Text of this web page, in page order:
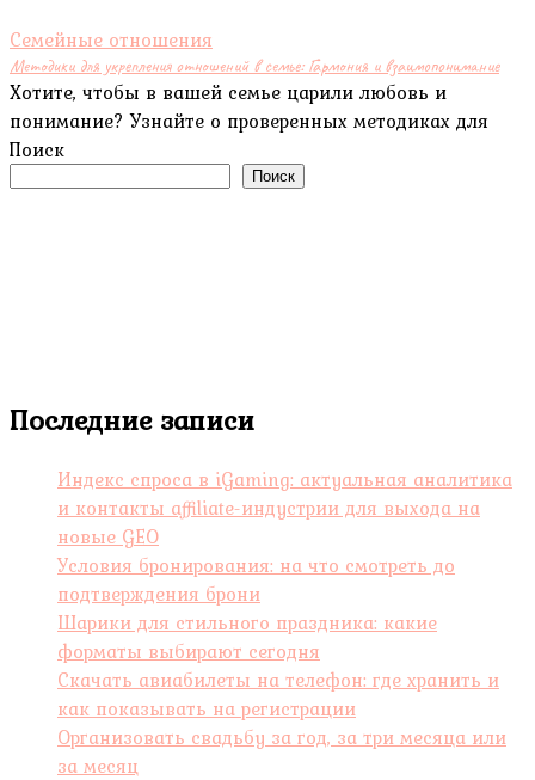
Семейные отношения
Методики для укрепления отношений в семье: Гармония и взаимопонимание
Хотите, чтобы в вашей семье царили любовь и
понимание? Узнайте о проверенных методиках для
Поиск
Поиск
Последние записи
Индекс спроса в iGaming: актуальная аналитика
и контакты affiliate-индустрии для выхода на
новые GEO
Условия бронирования: на что смотреть до
подтверждения брони
Шарики для стильного праздника: какие
форматы выбирают сегодня
Скачать авиабилеты на телефон: где хранить и
как показывать на регистрации
Организовать свадьбу за год, за три месяца или
за месяц